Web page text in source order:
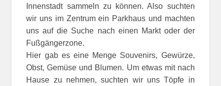
Innenstadt sammeln zu können. Also suchten
wir uns im Zentrum ein Parkhaus und machten
uns auf die Suche nach einen Markt oder der
Fußgängerzone.
Hier gab es eine Menge Souvenirs, Gewürze,
Obst, Gemüse und Blumen. Um etwas mit nach
Hause zu nehmen, suchten wir uns Töpfe in